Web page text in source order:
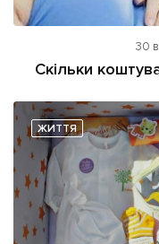
30
Скільки
ЖИТТЯ